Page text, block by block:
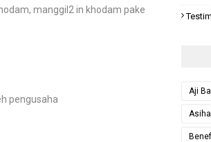
manggil2 in khodam pake
pengusaha
Aji